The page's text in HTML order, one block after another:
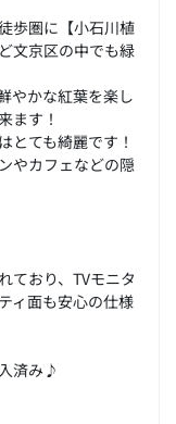
歩圏に【小石川植
文京区の中でも緑
やかな紅葉を楽し
ます！
とても綺麗です！
やカフェなどの隠
ており、TVモニタ
ィ面も安心の仕様
済み♪